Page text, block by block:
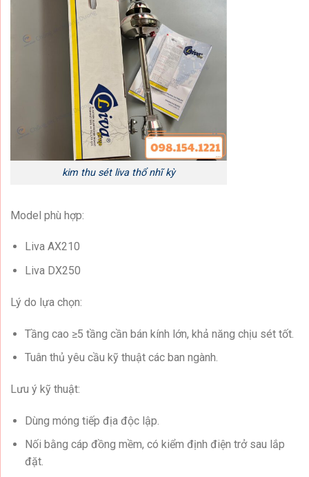
kim thu sét liva thổ nhĩ kỳ
Model phù hợp:
Liva AX210
Liva DX250
Lý do lựa chọn:
Tầng cao ≥5 tầng cần bán kính lớn, khả năng chịu sét tốt.
Tuân thủ yêu cầu kỹ thuật các ban ngành.
Lưu ý kỹ thuật:
Dùng móng tiếp địa độc lập.
Nối bằng cáp đồng mềm, có kiểm định điện trở sau lắp
đặt.